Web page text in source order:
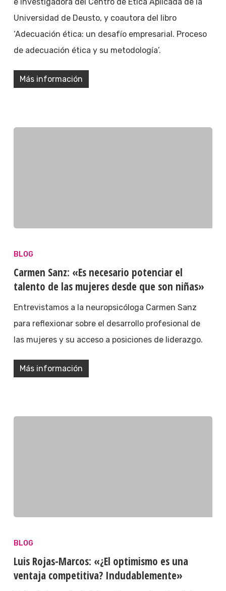
Universidad de Deusto, y coautora del libro
‘Adecuación ética: un desafío empresarial. Proceso
de adecuación ética y su metodología’.
Más información
BLOG
Carmen Sanz: «Es necesario potenciar el
talento de las mujeres desde que son niñas»
Entrevistamos a la neuropsicóloga Carmen Sanz
para reflexionar sobre el desarrollo profesional de
las mujeres y su acceso a posiciones de liderazgo.
Más información
BLOG
Luis Rojas-Marcos: «¿El optimismo es una
ventaja competitiva? Indudablemente»